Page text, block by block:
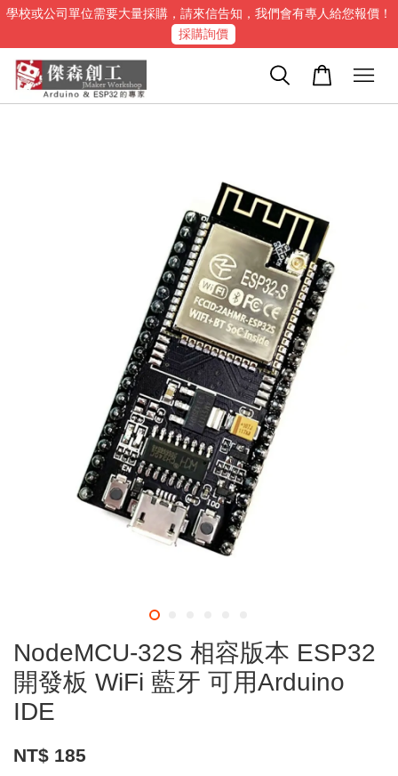
學校或公司單位需要大量採購，請來信告知，我們會有專人給您報價！
採購詢價
NodeMCU-32S 相容版本 ESP32
開發板 WiFi 藍牙 可用Arduino
IDE
NT$ 185